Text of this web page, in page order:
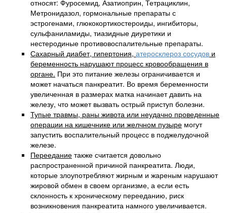
относят: Фуросемид, Азатиоприн, Тетрациклин,
Метронидазол, гормональные препараты с
эстрогенами, глюкокортикостероиды, ингибиторы,
сульфаниламиды, тиазидные диуретики и
нестеродиные противовоспалительные препараты.
Сахарный диабет, гипертония, атеросклероз сосудов и
беременность нарушают процесс кровообращения в
органе. При это питание железы ограничивается и
может начаться панкреатит. Во время беременности
увеличенная в размерах матка начинает давить на
железу, что может вызвать острый приступ болезни.
Тупые травмы, раны живота или неудачно проведенные
операции на кишечнике или желчном пузыре могут
запустить воспалительный процесс в поджелудочной
железе.
Переедание также считается довольно
распространенной причиной панкреатита. Люди,
которые злоупотребляют жирным и жареным нарушают
жировой обмен в своем организме, а если есть
склонность к хроническому перееданию, риск
возникновения панкреатита намного увеличивается.